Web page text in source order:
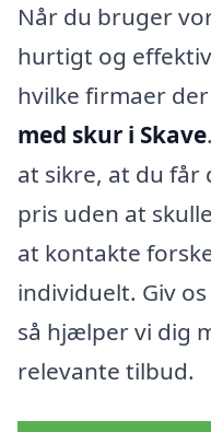
Når du bruger
hurtigt og
hvilke firmaer
med skur i Skave
at sikre, at du får
pris uden at
at kontakte
individuelt. Giv
så hjælper vi dig
relevante tilbud.